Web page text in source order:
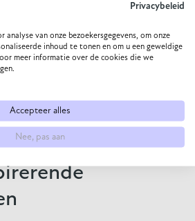
zuiveren de lucht en hebben
eigenschappen.
huis direct met de natuur.
hebben een unieke textuur en
warmte uitstralen.
Privacybeleid
analyse van onze bezoekersgegevens, om onze
inhoud te tonen en om u een geweldige
meer informatie over de cookies die we
Accepteer alles
Nee, pas aan